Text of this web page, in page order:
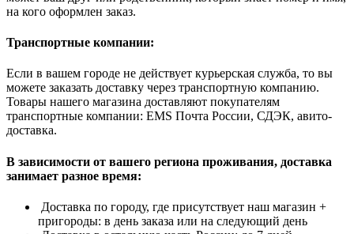
на кого оформлен заказ.
Транспортные компании:
Если в вашем городе не действует курьерская служба, то вы
можете заказать доставку через транспортную компанию.
Товары нашего магазина доставляют покупателям
транспортные компании: EMS Почта России, СДЭК, авито-
доставка.
В зависимости от вашего региона проживания, доставка
занимает разное время:
Доставка по городу, где присутствует наш магазин +
пригороды: в день заказа или на следующий день